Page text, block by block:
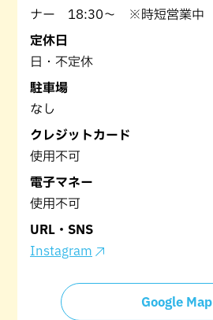
ナー 18:30～ ※時短営業中
定休日
日・不定休
駐車場
なし
クレジットカード
使用不可
電子マネー
使用不可
URL・SNS
Instagram
Google Map